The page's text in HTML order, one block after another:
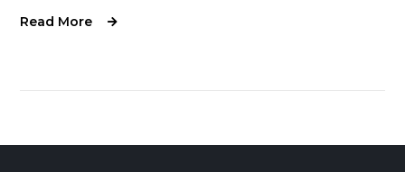
Read More